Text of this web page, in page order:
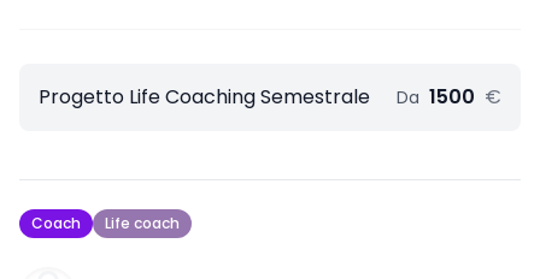
Progetto Life Coaching Semestrale Da 1500 €
Coach Life coach